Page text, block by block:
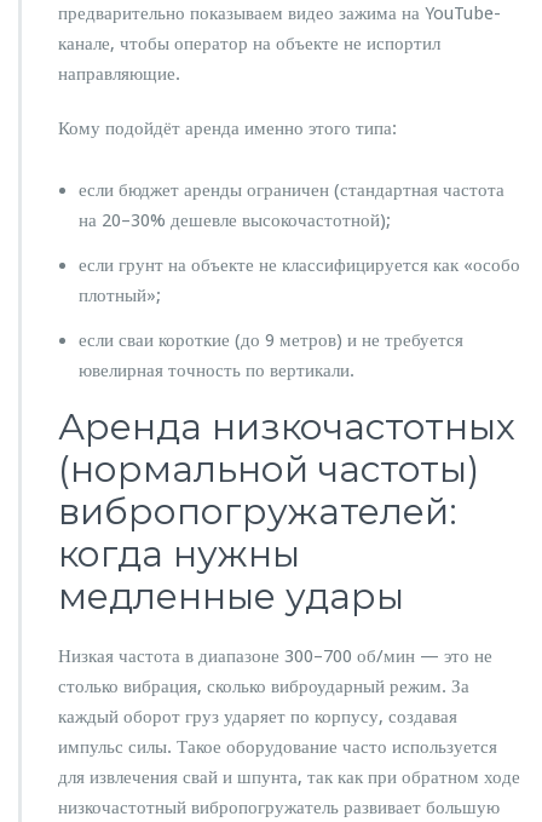
предварительно показываем видео зажима на YouTube-
канале, чтобы оператор на объекте не испортил
направляющие.
Кому подойдёт аренда именно этого типа:
если бюджет аренды ограничен (стандартная частота
на 20–30% дешевле высокочастотной);
если грунт на объекте не классифицируется как «особо
плотный»;
если сваи короткие (до 9 метров) и не требуется
ювелирная точность по вертикали.
Аренда низкочастотных
(нормальной частоты)
вибропогружателей:
когда нужны
медленные удары
Низкая частота в диапазоне 300–700 об/мин — это не
столько вибрация, сколько виброударный режим. За
каждый оборот груз ударяет по корпусу, создавая
импульс силы. Такое оборудование часто используется
для извлечения свай и шпунта, так как при обратном ходе
низкочастотный вибропогружатель развивает большую